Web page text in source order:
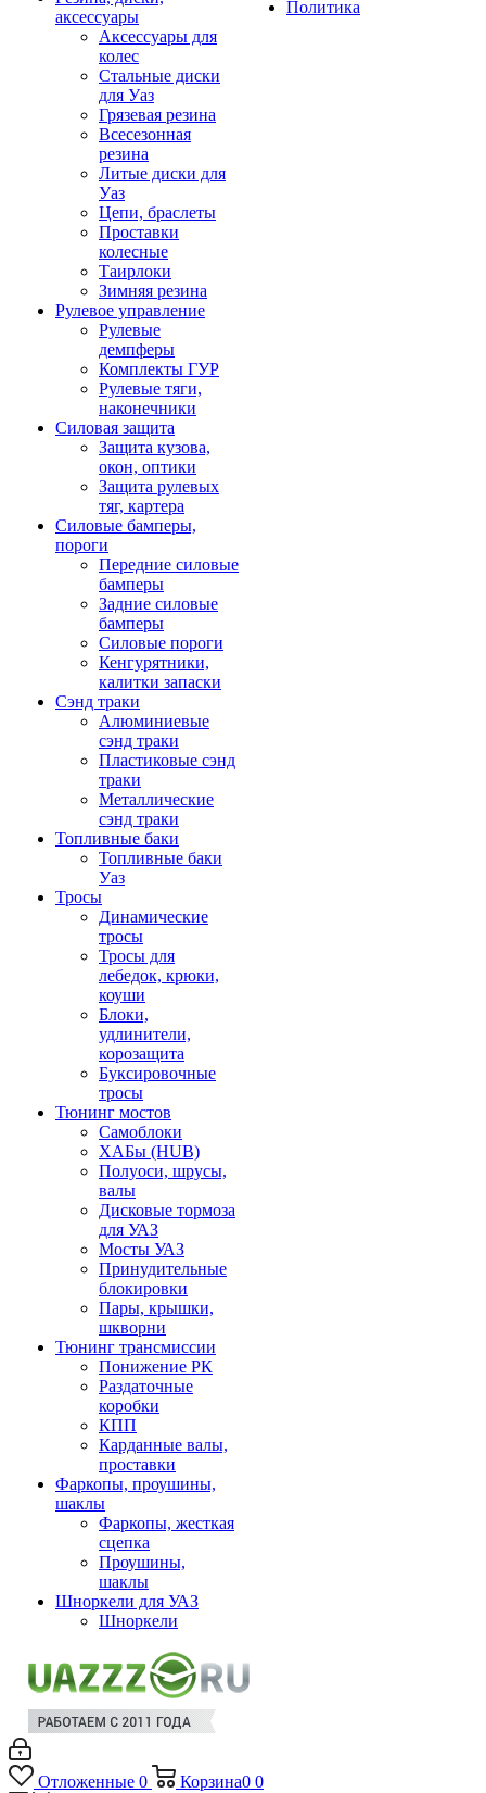
аксессуары
Аксессуары для
колес
Стальные диски
для Уаз
Грязевая резина
Всесезонная
резина
Литые диски для
Уаз
Цепи, браслеты
Проставки
колесные
Таирлоки
Зимняя резина
Рулевое управление
Рулевые
демпферы
Комплекты ГУР
Рулевые тяги,
наконечники
Силовая защита
Защита кузова,
окон, оптики
Защита рулевых
тяг, картера
Силовые бамперы,
пороги
Передние силовые
бамперы
Задние силовые
бамперы
Силовые пороги
Кенгурятники,
калитки запаски
Сэнд траки
Алюминиевые
сэнд траки
Пластиковые сэнд
траки
Металлические
сэнд траки
Топливные баки
Топливные баки
Уаз
Тросы
Динамические
тросы
Тросы для
лебедок, крюки,
коуши
Блоки,
удлинители,
корозащита
Буксировочные
тросы
Тюнинг мостов
Самоблоки
ХАБы (HUB)
Полуоси, шрусы,
валы
Дисковые тормоза
для УАЗ
Мосты УАЗ
Принудительные
блокировки
Пары, крышки,
шкворни
Тюнинг трансмиссии
Понижение РК
Раздаточные
коробки
КПП
Карданные валы,
проставки
Фаркопы, проушины,
шаклы
Фаркопы, жесткая
сцепка
Проушины,
шаклы
Шноркели для УАЗ
Шноркели
Политика
Отложенные 0 Корзина0 0